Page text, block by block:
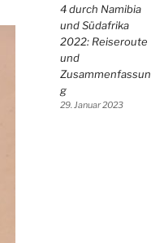
4 durch Namibia
und Südafrika
2022: Reiseroute
und
Zusammenfassun
g
29. Januar 2023